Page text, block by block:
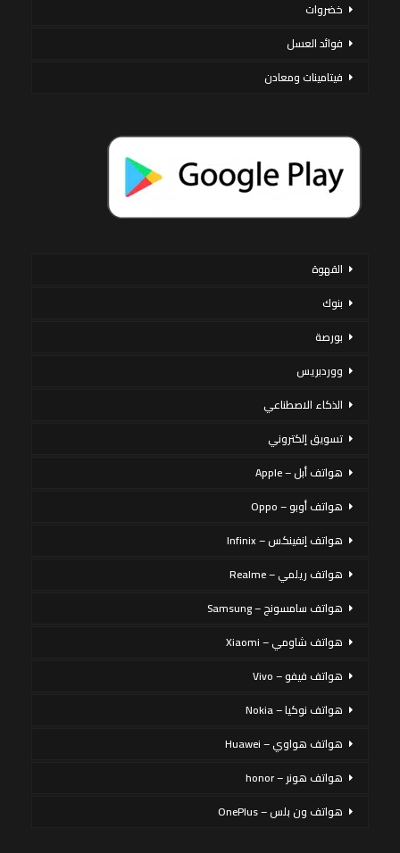
خضروات
فوائد العسل
فيتامينات ومعادن
القهوة
بنوك
بورصة
ووردبريس
الذكاء الاصطناعي
تسويق إلكتروني
هواتف أبل – Apple
هواتف أوبو – Oppo
هواتف إنفينكس – Infinix
هواتف ريلمي – Realme
هواتف سامسونج – Samsung
هواتف شاومي – Xiaomi
هواتف فيفو – Vivo
هواتف نوكيا – Nokia
هواتف هواوي – Huawei
هواتف هونر – honor
هواتف ون بلس – OnePlus